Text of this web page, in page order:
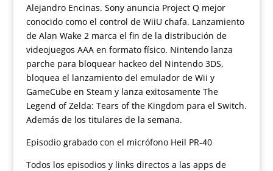
Alejandro Encinas. Sony anuncia Project Q mejor
conocido como el control de WiiU chafa. Lanzamiento
de Alan Wake 2 marca el fin de la distribución de
videojuegos AAA en formato físico. Nintendo lanza
parche para bloquear hackeo del Nintendo 3DS,
bloquea el lanzamiento del emulador de Wii y
GameCube en Steam y lanza exitosamente The
Legend of Zelda: Tears of the Kingdom para el Switch.
Además de los titulares de la semana.
Episodio grabado con el micrófono Heil PR-40
Todos los episodios y links directos a las apps de